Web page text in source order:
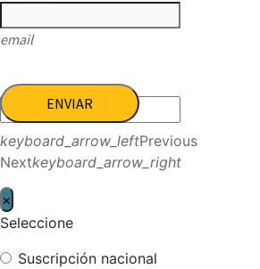
email
ENVIAR
keyboard_arrow_leftPrevious
Nextkeyboard_arrow_right
×
Seleccione
Suscripción nacional